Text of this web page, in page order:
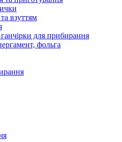
взуттям
для прибирання
фольга